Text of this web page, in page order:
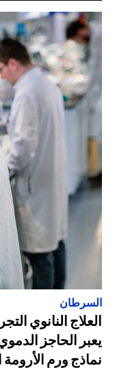
السرطان
العلاج النانوي
يعبر الحاجز